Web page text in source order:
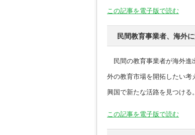
この記事を電子版で読む
民間教育事業者、海外
民間の教育事業者が海外進
外の教育市場を開拓したい
興国で新たな活路を見つける。
この記事を電子版で読む